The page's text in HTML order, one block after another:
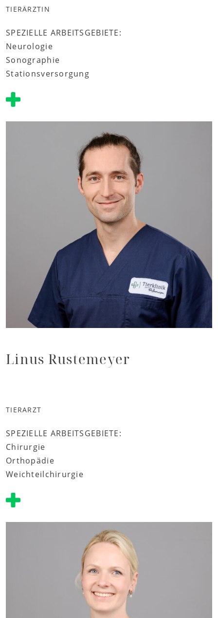
TIERÄRZTIN
SPEZIELLE ARBEITSGEBIETE:
Neurologie
Sonographie
Stationsversorgung
Linus Rustemeyer
TIERARZT
SPEZIELLE ARBEITSGEBIETE:
Chirurgie
Orthopädie
Weichteilchirurgie